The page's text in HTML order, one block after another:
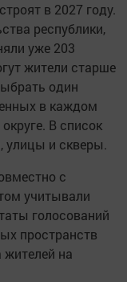
в 2027 году.
республики,
уже 203
жители старше
один
в каждом
В список
улицы и скверы.
с
учитывали
голосований
пространств
жителей на